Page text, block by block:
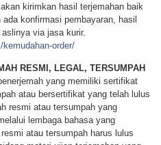
kirimkan hasil terjemahan baik
konfirmasi pembayaran, hasil
via jasa kurir.
order/
RESMI, LEGAL, TERSUMPAH
yang memiliki sertifikat
atau bersertifikat yang telah lulus
resmi atau tersumpah yang
lembaga bahasa yang
atau tersumpah harus lulus